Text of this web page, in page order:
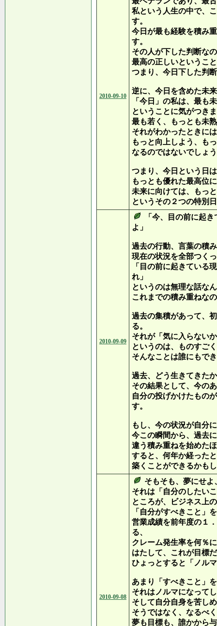
2010-09-10
私という人生の中で、
す。
今日が最も経験を積み
す。
その人が下した判断な
最高の正しいというこ
つまり、今日下した判
逆に、今日を含めた未
「今日」の私は、最も
ということに気がつき
最も若く、もっとも未
それがわかったときに
もっと向上しよう、も
なるのではないでしょ
つまり、今日という日
もっとも優れた最高位
未来に向けては、もっ
というその２つの特別
2010-09-09
「今、目の前に起
よ」
過去の行動、言葉の積
現在の状況を全部つく
「目の前に起きている
れ」
というのは無理な話な
これまでの積み重ねな
過去の集積があって、
る。
それが「気に入らない
というのは、ものすご
そんなことは誰にもで
過去、どう生きてきた
その結果として、今の
自分の投げかけたもの
す。
もし、今の状況が自分
今この瞬間から、過去
違う積み重ねを始めた
すると、何年か経った
築くことができるかも
2010-09-08
そもそも、夢にせよ
それは「自分のしたい
ところが、ビジネス上
「自分がすべきこと」
営業成績を前年度の１
る、
クレーム発生率を何％
はたして、これが目標
ひょっとすると「ノル
あまり「すべきこと」
それはノルマになって
そして自分自身を苦し
そうではなく、なるべ
夢も目標も、誰かから